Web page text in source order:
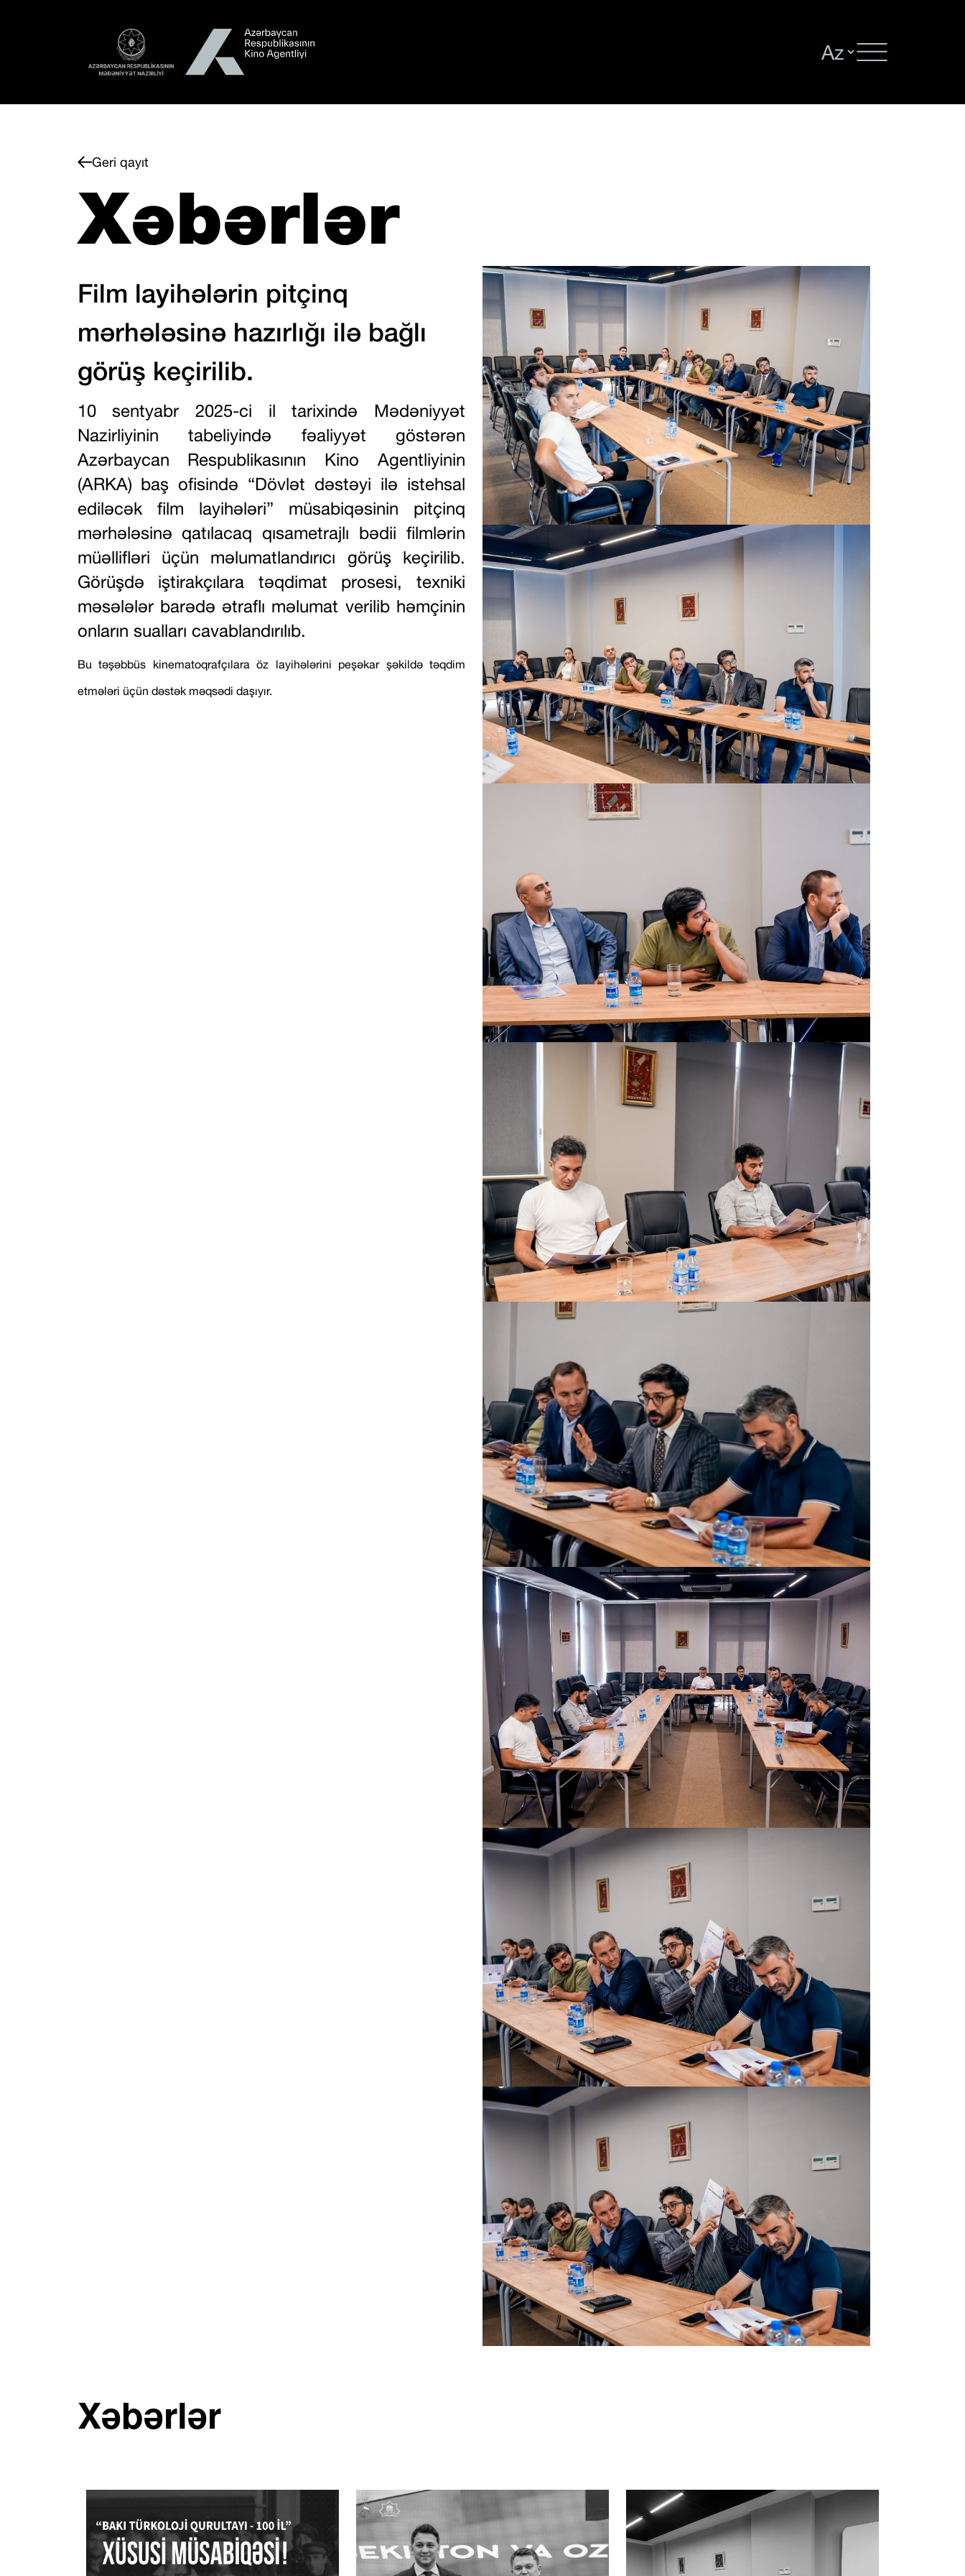
Geri qayıt
Xəbərlər
Film layihələrin pitçinq
mərhələsinə hazırlığı ilə bağlı
görüş keçirilib.
10 sentyabr 2025-ci il tarixində Mədəniyyət
Nazirliyinin tabeliyində fəaliyyət göstərən
Azərbaycan Respublikasının Kino Agentliyinin
(ARKA) baş ofisində “Dövlət dəstəyi ilə istehsal
ediləcək film layihələri” müsabiqəsinin pitçinq
mərhələsinə qatılacaq qısametrajlı bədii filmlərin
müəllifləri üçün məlumatlandırıcı görüş keçirilib.
Görüşdə iştirakçılara təqdimat prosesi, texniki
məsələlər barədə ətraflı məlumat verilib həmçinin
onların sualları cavablandırılıb.
Bu təşəbbüs kinematoqrafçılara öz layihələrini peşəkar şəkildə təqdim
etmələri üçün dəstək məqsədi daşıyır.
Xəbərlər